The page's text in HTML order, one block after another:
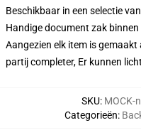
Beschikbaar in een selectie
Handige document zak
Aangezien elk item is
partij completer, Er kunnen
SKU: MOCK-
Categorieën: